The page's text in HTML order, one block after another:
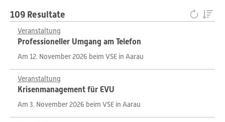
109 Resultate
Veranstaltung
Professioneller Umgang am Telefon
Am 12. November 2026 beim VSE in Aarau
Veranstaltung
Krisenmanagement für EVU
Am 3. November 2026 beim VSE in Aarau